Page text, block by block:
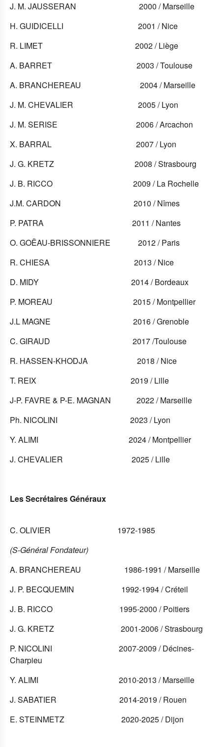
J. M. JAUSSERAN 2000 / Marseille
H. GUIDICELLI 2001 / Nice
R. LIMET 2002 / Liège
A. BARRET 2003 / Toulouse
A. BRANCHEREAU 2004 / Marseille
J. M. CHEVALIER 2005 / Lyon
J. M. SERISE 2006 / Arcachon
X. BARRAL 2007 / Lyon
J. G. KRETZ 2008 / Strasbourg
J. B. RICCO 2009 / La Rochelle
J.M. CARDON 2010 / Nîmes
P. PATRA 2011 / Nantes
O. GOËAU-BRISSONNIERE 2012 / Paris
R. CHIESA 2013 / Nice
D. MIDY 2014 / Bordeaux
P. MOREAU 2015 / Montpellier
J.L MAGNE 2016 / Grenoble
C. GIRAUD 2017 /Toulouse
R. HASSEN-KHODJA 2018 / Nice
T. REIX 2019 / Lille
J-P. FAVRE & P-E. MAGNAN 2022 / Marseille
Ph. NICOLINI 2023 / Lyon
Y. ALIMI 2024 / Montpellier
J. CHEVALIER 2025 / Lille
Les Secrétaires Généraux
C. OLIVIER
1972-1985
(S-Général Fondateur)
A. BRANCHEREAU 1986-1991 / Marseille
J. P. BECQUEMIN 1992-1994 / Créteil
J. B. RICCO 1995-2000 / Poitiers
J. G. KRETZ 2001-2006 / Strasbourg
P. NICOLINI 2007-2009 /Décines-
Charpieu
Y. ALIMI 2010-2013 / Marseille
J. SABATIER 2014-2019 / Rouen
E. STEINMETZ 2020-2025 / Dijon